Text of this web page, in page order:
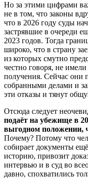
Но за этими цифрами
не в том, что законы
что в 2026 году суды
застрявшие в очереди
2023 годов. Тогда
широко, что в страну
из которых смутно
честно говоря, не
получения. Сейчас они
собранными делами и
эти отказы и тянут
Отсюда следует
подаёт на убежище в
выгодном положении,
Почему? Потому что
собирает документы
историю, привозит
интервью и в суд во
давно, спохватились